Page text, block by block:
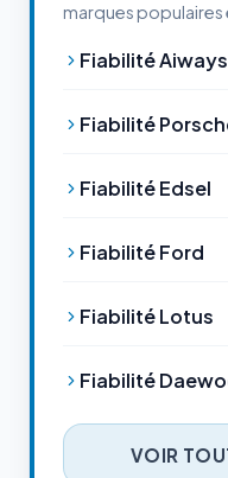
marques populaires
Fiabilité Aiways
Fiabilité
Fiabilité Edsel
Fiabilité Ford
Fiabilité Lotus
Fiabilité
VOIR